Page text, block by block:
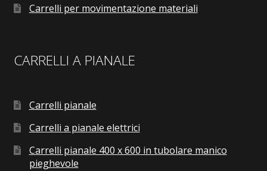
Carrelli per movimentazione materiali
CARRELLI A PIANALE
Carrelli pianale
Carrelli a pianale elettrici
Carrelli pianale 400 x 600 in tubolare manico
pieghevole